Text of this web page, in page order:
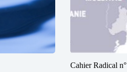
Cahier Radical